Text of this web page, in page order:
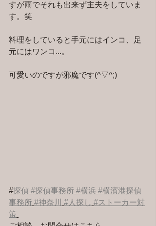
すが雨でそれも出来ず主夫をしていま
す。笑
料理をしていると手元にはインコ、足
元にはワンコ...。
可愛いのですが邪魔です(^▽^;)
#探偵 #探偵事務所 #横浜 #横濱港探偵
事務所 #神奈川 #人探し #ストーカー対
策